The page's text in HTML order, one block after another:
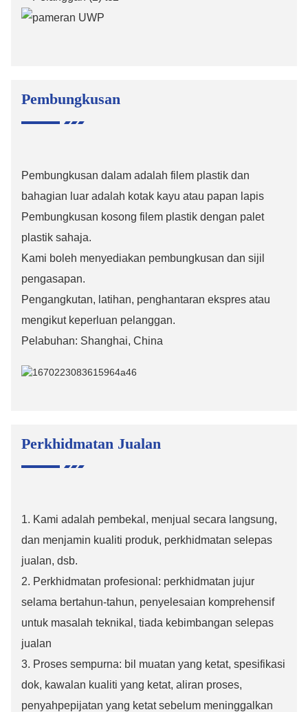
Pembungkusan
Pembungkusan dalam adalah filem plastik dan
bahagian luar adalah kotak kayu atau papan lapis
Pembungkusan kosong filem plastik dengan palet
plastik sahaja.
Kami boleh menyediakan pembungkusan dan sijil
pengasapan.
Pengangkutan, latihan, penghantaran ekspres atau
mengikut keperluan pelanggan.
Pelabuhan: Shanghai, China
Perkhidmatan Jualan
1. Kami adalah pembekal, menjual secara langsung,
dan menjamin kualiti produk, perkhidmatan selepas
jualan, dsb.
2. Perkhidmatan profesional: perkhidmatan jujur ​​
selama bertahun-tahun, penyelesaian komprehensif
untuk masalah teknikal, tiada kebimbangan selepas
jualan
3. Proses sempurna: bil muatan yang ketat, spesifikasi
dok, kawalan kualiti yang ketat, aliran proses,
penyahpepijatan yang ketat sebelum meninggalkan